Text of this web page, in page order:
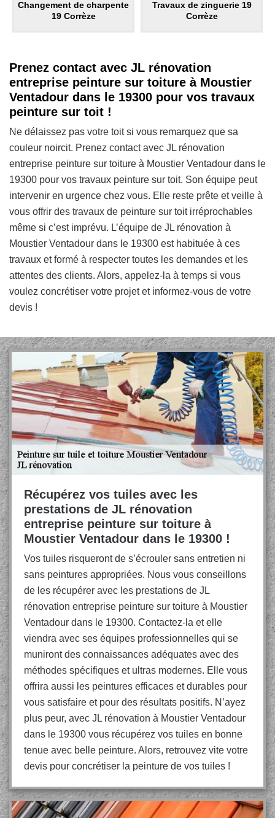
Changement de charpente
19 Corrèze
Travaux de zinguerie 19
Corrèze
Prenez contact avec JL rénovation
entreprise peinture sur toiture à Moustier
Ventadour dans le 19300 pour vos travaux
peinture sur toit !
Ne délaissez pas votre toit si vous remarquez que sa
couleur noircit. Prenez contact avec JL rénovation
entreprise peinture sur toiture à Moustier Ventadour dans le
19300 pour vos travaux peinture sur toit. Son équipe peut
intervenir en urgence chez vous. Elle reste prête et veille à
vous offrir des travaux de peinture sur toit irréprochables
même si c’est imprévu. L’équipe de JL rénovation à
Moustier Ventadour dans le 19300 est habituée à ces
travaux et formé à respecter toutes les demandes et les
attentes des clients. Alors, appelez-la à temps si vous
voulez concrétiser votre projet et informez-vous de votre
devis !
Récupérez vos tuiles avec les
prestations de JL rénovation
entreprise peinture sur toiture à
Moustier Ventadour dans le 19300 !
Vos tuiles risqueront de s’écrouler sans entretien ni
sans peintures appropriées. Nous vous conseillons
de les récupérer avec les prestations de JL
rénovation entreprise peinture sur toiture à Moustier
Ventadour dans le 19300. Contactez-la et elle
viendra avec ses équipes professionnelles qui se
muniront des connaissances adéquates avec des
méthodes spécifiques et ultras modernes. Elle vous
offrira aussi les peintures efficaces et durables pour
vous satisfaire et pour des résultats positifs. N’ayez
plus peur, avec JL rénovation à Moustier Ventadour
dans le 19300 vous récupérez vos tuiles en bonne
tenue avec belle peinture. Alors, retrouvez vite votre
devis pour concrétiser la peinture de vos tuiles !